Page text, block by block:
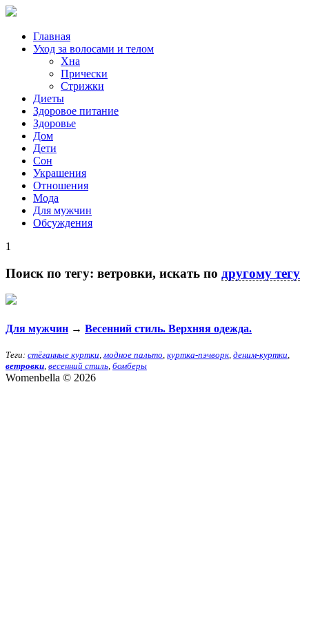
Главная
Уход за волосами и телом
Хна
Прически
Стрижки
Диеты
Здоровое питание
Здоровье
Дом
Дети
Сон
Украшения
Отношения
Мода
Для мужчин
Обсуждения
1
Поиск по тегу: ветровки, искать по другому тегу
Для мужчин → Весенний стиль. Верхняя одежда.
Теги: стёганные куртки модное пальто куртка-пэчворк деним-куртки
ветровки весенний стиль бомберы
Womenbella © 2026